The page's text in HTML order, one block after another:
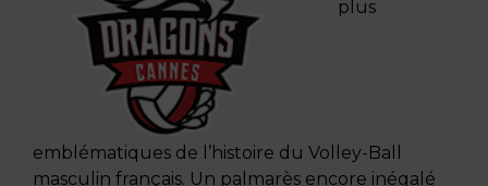
plus
emblématiques de l’histoire du Volley-Ball
masculin français. Un palmarès encore inégalé